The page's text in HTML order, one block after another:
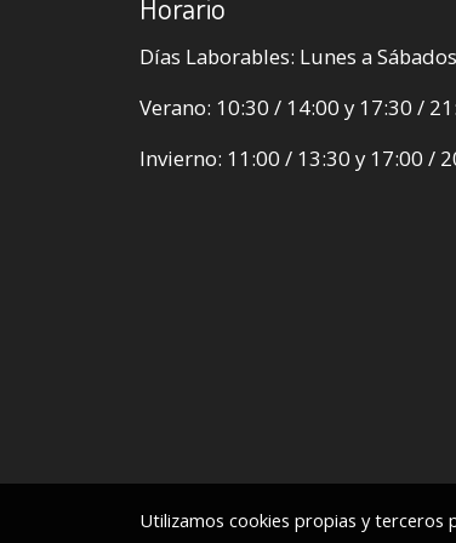
Horario
Días Laborables: Lunes a Sábados
Verano: 10:30 / 14:00 y 17:30 /
Invierno: 11:00 / 13:30 y 17:00 /
Utilizamos cookies propias y terceros